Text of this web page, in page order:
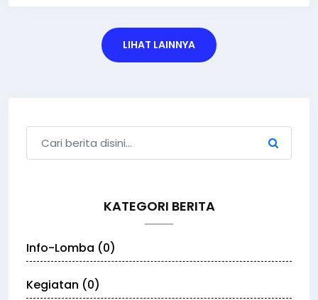
LIHAT LAINNYA
KATEGORI BERITA
Info-Lomba (0)
Kegiatan (0)